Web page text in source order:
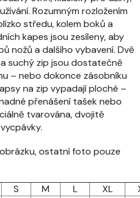
Rozumným rozložením
středu, kolem boků a
kapes jsou zesíleny, aby
nožů a dalšího vybavení. Dvě
suchý zip jsou dostatečně
– nebo dokonce zásobníku
na zip vypadají ploché –
přenášení tašek nebo
tvarována, dvojitě
ostatní foto pouze
S M L XL